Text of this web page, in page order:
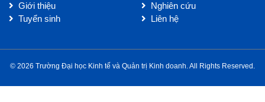
Giới thiệu
Tuyển sinh
Nghiên cứu
Liên hệ
© 2026 Trường Đại học Kinh tế và Quản trị Kinh doanh. All Rights Reserved.